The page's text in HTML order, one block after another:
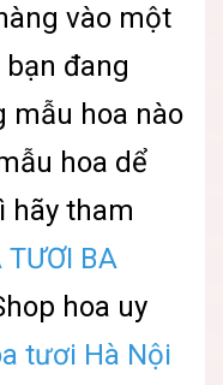
vào một
đang
mẫu hoa nào
hoa dể
hãy tham
TƯƠI BA
hoa uy
tươi Hà Nội